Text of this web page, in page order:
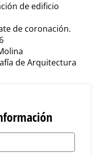
de edificio
de coronación.
de Arquitectura